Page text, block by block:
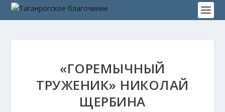
«ГОРЕМЫЧНЫЙ
ТРУЖЕНИК» НИКОЛАЙ
ЩЕРБИНА